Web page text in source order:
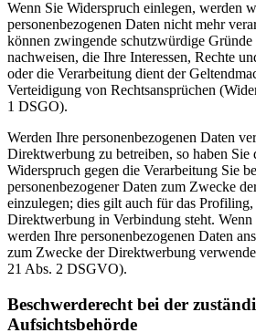
Wenn Sie Widerspruch einlegen, werden
personenbezogenen Daten nicht mehr
können zwingende schutzwürdige
nachweisen, die Ihre Interessen, Rechte
oder die Verarbeitung dient der
Verteidigung von Rechtsansprüchen
1 DSGO).
Werden Ihre personenbezogenen Daten
Direktwerbung zu betreiben, so haben Sie
Widerspruch gegen die Verarbeitung Sie
personenbezogener Daten zum Zwecke
einzulegen; dies gilt auch für das
Direktwerbung in Verbindung steht. Wenn
werden Ihre personenbezogenen Daten
zum Zwecke der Direktwerbung
21 Abs. 2 DSGVO).
Beschwerderecht bei der
Aufsichtsbehörde